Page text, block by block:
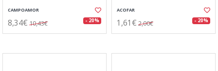
CAMPOAMOR
8,34€ 10,43€ - 20%
ACOFAR
1,61€ 2,00€ - 20%